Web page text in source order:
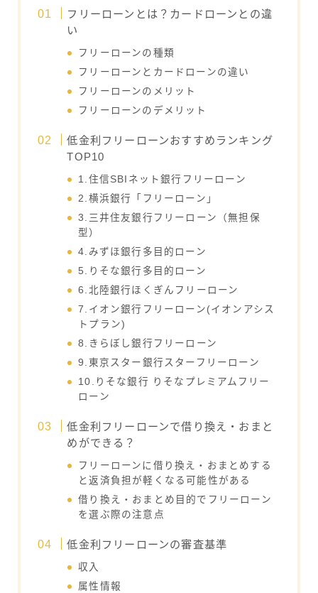
フリーローンとは？カードローンとの違
い
フリーローンの種類
フリーローンとカードローンの違い
フリーローンのメリット
フリーローンのデメリット
低金利フリーローンおすすめランキング
TOP10
1.住信SBIネット銀行フリーローン
2.横浜銀行「フリーローン」
3.三井住友銀行フリーローン（無担保
型）
4.みずほ銀行多目的ローン
5.りそな銀行多目的ローン
6.北陸銀行ほくぎんフリーローン
7.イオン銀行フリーローン(イオンアシス
トプラン)
8.きらぼし銀行フリーローン
9.東京スター銀行スターフリーローン
10.りそな銀行 りそなプレミアムフリー
ローン
低金利フリーローンで借り換え・おまと
めができる？
フリーローンに借り換え・おまとめする
と返済負担が軽くなる可能性がある
借り換え・おまとめ目的でフリーローン
を選ぶ際の注意点
低金利フリーローンの審査基準
収入
属性情報